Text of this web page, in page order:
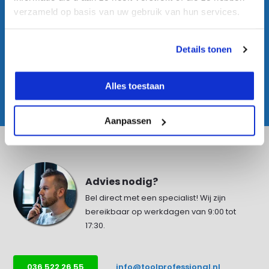
verzameld op basis van uw gebruik van hun services.
Details tonen
Alles toestaan
Aanpassen
€ 10,83 Incl. btw
Advies nodig?
Bel direct met een specialist! Wij zijn
bereikbaar op werkdagen van 9:00 tot
17:30.